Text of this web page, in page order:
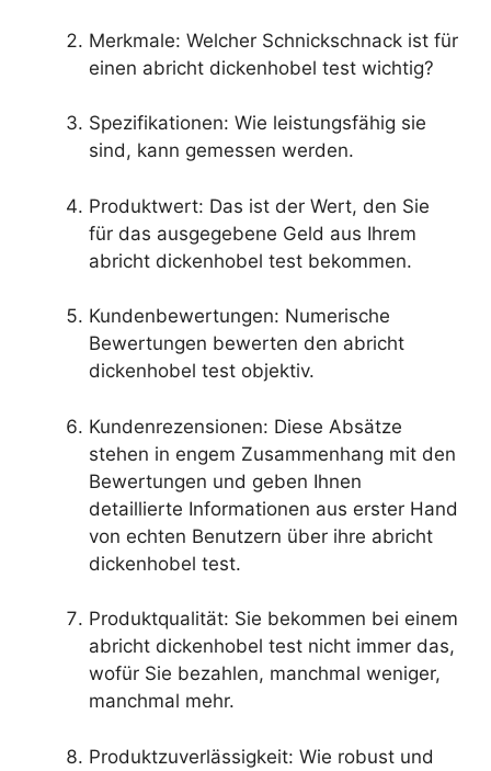
Merkmale: Welcher Schnickschnack ist für
einen abricht dickenhobel test wichtig?
Spezifikationen: Wie leistungsfähig sie
sind, kann gemessen werden.
Produktwert: Das ist der Wert, den Sie
für das ausgegebene Geld aus Ihrem
abricht dickenhobel test bekommen.
Kundenbewertungen: Numerische
Bewertungen bewerten den abricht
dickenhobel test objektiv.
Kundenrezensionen: Diese Absätze
stehen in engem Zusammenhang mit den
Bewertungen und geben Ihnen
detaillierte Informationen aus erster Hand
von echten Benutzern über ihre abricht
dickenhobel test.
Produktqualität: Sie bekommen bei einem
abricht dickenhobel test nicht immer das,
wofür Sie bezahlen, manchmal weniger,
manchmal mehr.
Produktzuverlässigkeit: Wie robust und